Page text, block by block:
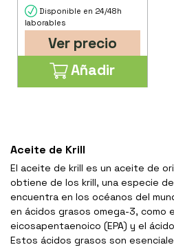
Disponible en 24/48h
laborables
Ver precio
Añadir
Aceite de Krill
El aceite de krill es un aceite de
obtiene de los krill, una especie
encuentra en los océanos del
en ácidos grasos omega-3, como
eicosapentaenoico (EPA) y el
Estos ácidos grasos son